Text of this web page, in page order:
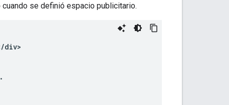
se definió espacio publicitario.
div>